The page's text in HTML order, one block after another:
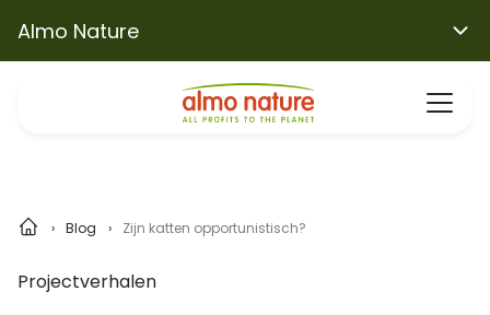
Almo Nature
Blog Zijn katten opportunistisch?
Projectverhalen